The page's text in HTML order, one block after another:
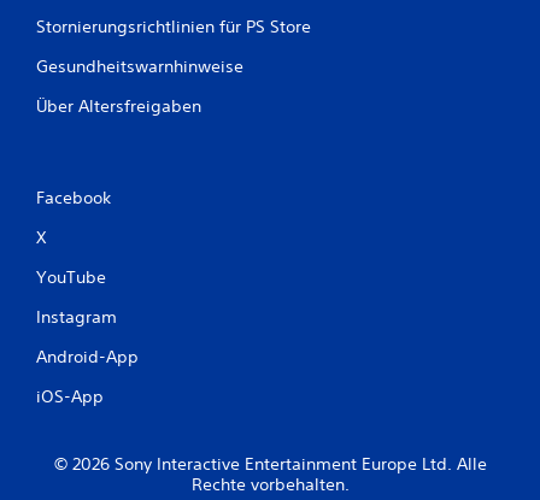
Stornierungsrichtlinien für PS Store
Gesundheitswarnhinweise
Über Altersfreigaben
Facebook
X
YouTube
Instagram
Android-App
iOS-App
© 2026 Sony Interactive Entertainment Europe Ltd. Alle
Rechte vorbehalten.